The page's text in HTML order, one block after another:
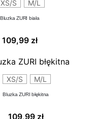
XS/S M/L
Bluzka ZURI biała
109,99 zł
XS/S M/L
Bluzka ZURI błękitna
109,99 zł